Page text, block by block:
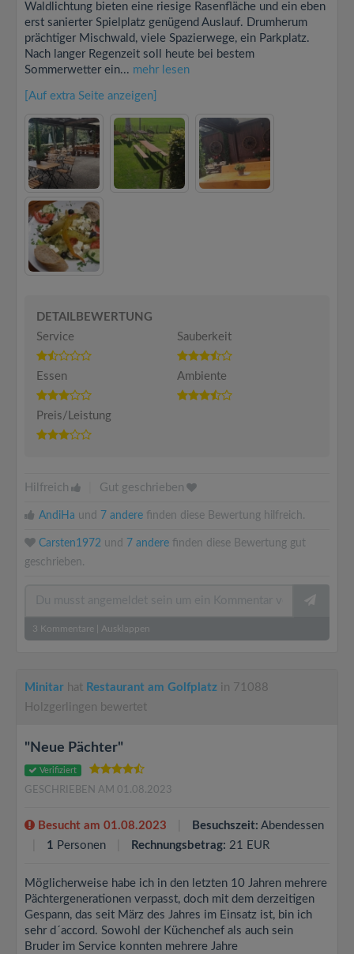
Waldlichtung bieten eine riesige Rasenfläche und ein eben
erst sanierter Spielplatz genügend Auslauf. Drumherum
prächtiger Mischwald, viele Spazierwege, ein Parkplatz.
Nach langer Regenzeit soll heute bei bestem
Sommerwetter ein... mehr lesen
[Auf extra Seite anzeigen]
DETAILBEWERTUNG
Service
Sauberkeit
Essen Ambiente
Preis/Leistung
Hilfreich Gut geschrieben
AndiHa und 7 andere finden diese Bewertung hilfreich.
Carsten1972 und 7 andere finden diese Bewertung gut
geschrieben.
3 Kommentare Ausklappen
Minitar hat Restaurant am Golfplatz in 71088
Holzgerlingen bewertet
"Neue Pächter"
Verifiziert
GESCHRIEBEN AM 01.08.2023
Besucht am 01.08.2023 Besuchszeit: Abendessen
1 Personen Rechnungsbetrag: 21 EUR
Möglicherweise habe ich in den letzten 10 Jahren mehrere
Pächtergenerationen verpasst, doch mit dem derzeitigen
Gespann, das seit März des Jahres im Einsatz ist, bin ich
sehr d´accord. Sowohl der Küchenchef als auch sein
Bruder im Service konnten mehrere Jahre